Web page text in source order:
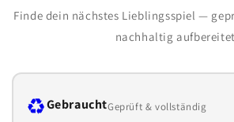
Finde dein nächstes Lieblingsspiel —
nachhaltig
♻️GebrauchtGeprüft & vollständig